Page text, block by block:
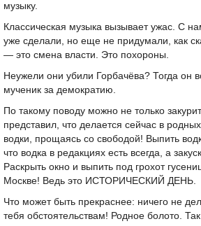
музыку.
Классическая музыка вызывает ужас. С
уже сделали, но еще не придумали, как
— это смена власти. Это похороны.
Неужели они убили Горбачёва? Тогда он
мученик за демократию.
По такому поводу можно не только
представил, что делается сейчас в
водки, прощаясь со свободой! Выпить
что водка в редакциях есть всегда, а
Раскрыть окно и выпить под грохот
Москве! Ведь это ИСТОРИЧЕСКИЙ ДЕНЬ.
Что может быть прекраснее: ничего не
тебя обстоятельствам! Родное болото.